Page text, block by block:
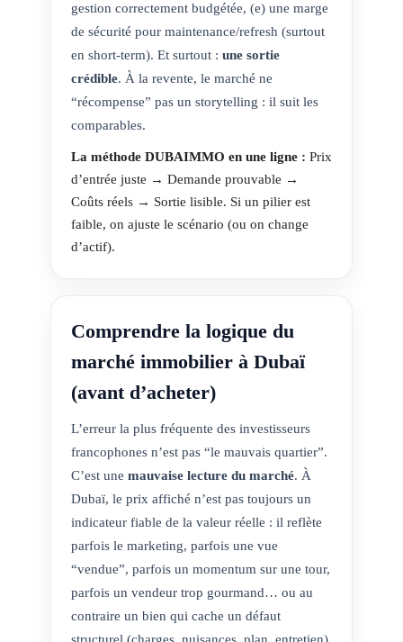
gestion correctement budgétée, (e) une marge
de sécurité pour maintenance/refresh (surtout
en short-term). Et surtout : une sortie
crédible. À la revente, le marché ne
“récompense” pas un storytelling : il suit les
comparables.
La méthode DUBAIMMO en une ligne : Prix
d’entrée juste → Demande prouvable →
Coûts réels → Sortie lisible. Si un pilier est
faible, on ajuste le scénario (ou on change
d’actif).
Comprendre la logique du
marché immobilier à Dubaï
(avant d’acheter)
L’erreur la plus fréquente des investisseurs
francophones n’est pas “le mauvais quartier”.
C’est une mauvaise lecture du marché. À
Dubaï, le prix affiché n’est pas toujours un
indicateur fiable de la valeur réelle : il reflète
parfois le marketing, parfois une vue
“vendue”, parfois un momentum sur une tour,
parfois un vendeur trop gourmand… ou au
contraire un bien qui cache un défaut